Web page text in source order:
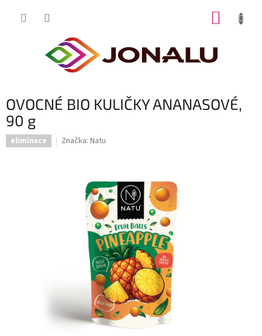
OVOCNÉ BIO KULIČKY ANANASOVÉ,
90 g
eliminace Značka: Natu